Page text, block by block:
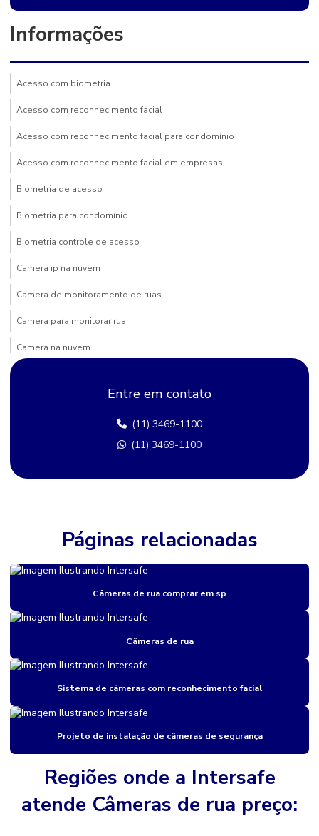
Informações
Acesso com biometria
Acesso com reconhecimento facial
Acesso com reconhecimento facial para condomínio
Acesso com reconhecimento facial em empresas
Biometria de acesso
Biometria para condomínio
Biometria controle de acesso
Camera ip na nuvem
Camera de monitoramento de ruas
Camera para monitorar rua
Camera na nuvem
Câmera de rua comprar
Câmera segurança bairro
Camera de segurança rua
Cameras bairro
Câmeras de rua comprar em sp
Cancela para controle de acesso
Catraca de acesso biometrico
Catraca de controle de acesso
Catraca torniquete
Central de monitoramento 24h para indústrias
Cftv monitoramento
Circuito de câmeras de segurança
Entre em contato
(11) 3469-1100
(11) 3469-1100
Páginas relacionadas
Câmeras de rua comprar em sp
Câmeras de rua
Sistema de câmeras com reconhecimento facial
Projeto de instalação de câmeras de segurança
Regiões onde a Intersafe
atende Câmeras de rua preço: